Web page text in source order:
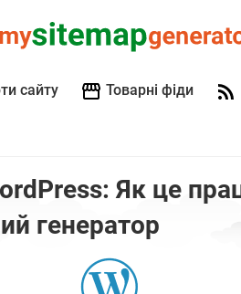
сайту Товарні фіди
Як це
генератор